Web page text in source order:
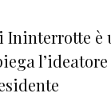
Ininterrotte è